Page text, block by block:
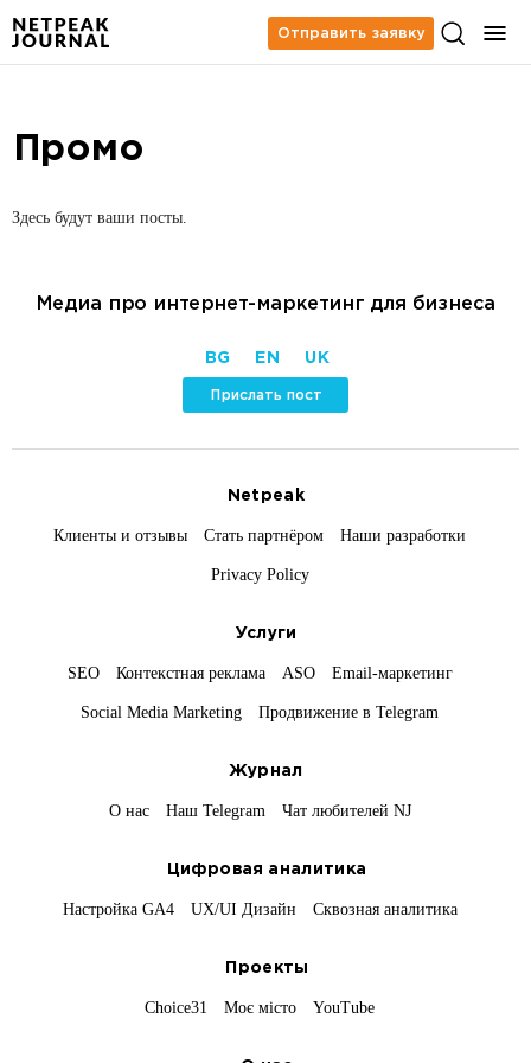
Отправить заявку
Промо
Здесь будут ваши посты.
Медиа про интернет-маркетинг для бизнеса
BG EN UK
Прислать пост
Netpeak
Клиенты и отзывы Стать партнёром Наши разработки
Privacy Policy
Услуги
SEO Контекстная реклама ASO Email-маркетинг
Social Media Marketing Продвижение в Telegram
Журнал
О нас Наш Telegram Чат любителей NJ
Цифровая аналитика
Настройка GA4 UX/UI Дизайн Сквозная аналитика
Проекты
Choice31 Моє місто YouTube